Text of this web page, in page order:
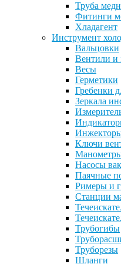
Труба
Фитинги
Хладагент
Инструмент
Вальцовки
Вентили
Весы
Герметики
Гребенки
Зеркала
Ключи
Насосы
Паячные
Римеры и
Станции
Трубогибы
Труборезы
Шланги